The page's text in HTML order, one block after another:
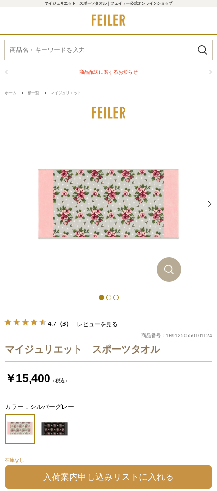
マイジュリエット スポーツタオル｜フェイラー公式オンラインショップ
商品配送に関するお知らせ
ホーム > 柄一覧 > マイジュリエット
4.7 （3） レビューを見る
商品番号：1H91250550101124
マイジュリエット スポーツタオル
￥15,400 （税込）
カラー：シルバーグレー
在庫なし